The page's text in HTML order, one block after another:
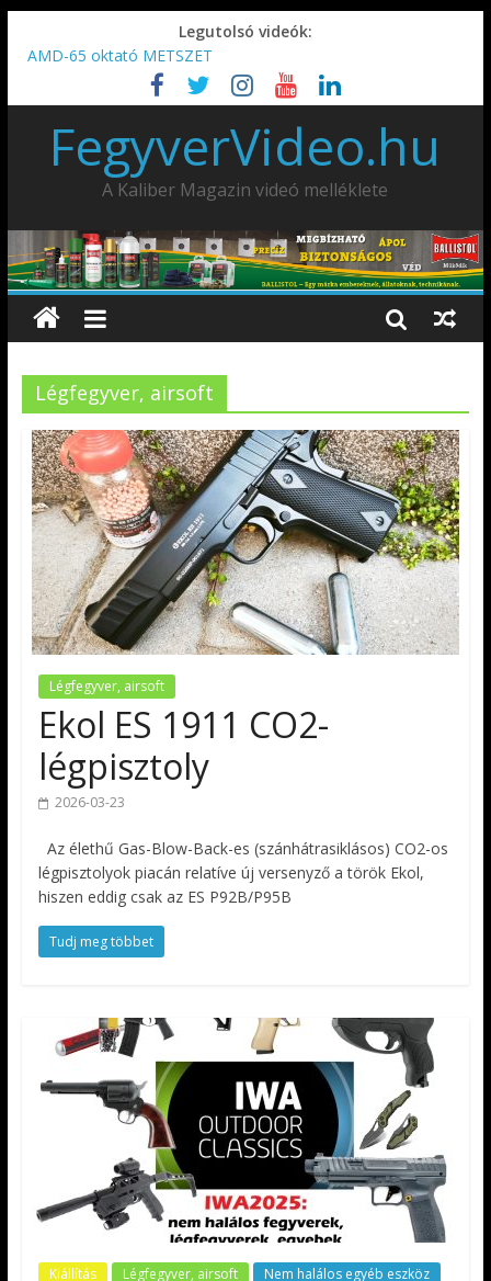
Legutolsó videók:
AMD-65 oktató METSZET
Umarex TPX50 .50 paintball/pepperball/traumatikus marker
IDÉN IS INDUL: Fegyvertervező- és gyártó szakmérnöki,
illetve szakspecialista képzés!!!
IWA2026 – Puskák 1. rész
Ardesa Patriot “FAPADOS” .45 elöltöltő perkussziós pisztoly
FegyverVideo.hu
A Kaliber Magazin videó melléklete
Légfegyver, airsoft
Légfegyver, airsoft
Ekol ES 1911 CO2-
légpisztoly
2026-03-23
Az élethű Gas-Blow-Back-es (szánhátrasiklásos) CO2-os
légpisztolyok piacán relatíve új versenyző a török Ekol,
hiszen eddig csak az ES P92B/P95B
Tudj meg többet
Kiállítás Légfegyver, airsoft Nem halálos egyéb eszköz